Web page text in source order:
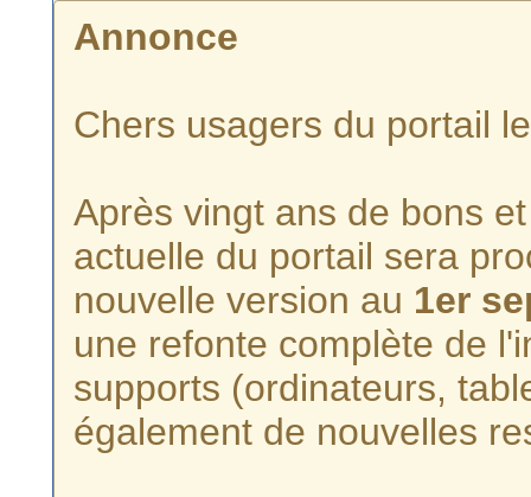
Annonce
Chers usagers du portail
Après vingt ans de bons
actuelle du portail sera
nouvelle version au 1er
une refonte complète de
supports (ordinateurs,
également de nouvelles